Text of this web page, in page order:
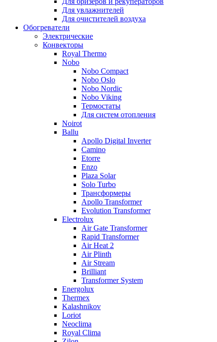
Для увлажнителей
Для очистителей воздуха
Обогреватели
Электрические
Конвекторы
Royal Thermo
Nobo
Nobo Compact
Nobo Oslo
Nobo Nordic
Nobo Viking
Термостаты
Для систем отопления
Noirot
Ballu
Apollo Digital Inverter
Camino
Etorre
Enzo
Plaza Solar
Solo Turbo
Трансформеры
Apollo Transformer
Evolution Transformer
Electrolux
Air Gate Transformer
Rapid Transformer
Air Heat 2
Air Plinth
Air Stream
Brilliant
Transformer System
Energolux
Тhermex
Kalashnikov
Loriot
Neoclima
Royal Clima